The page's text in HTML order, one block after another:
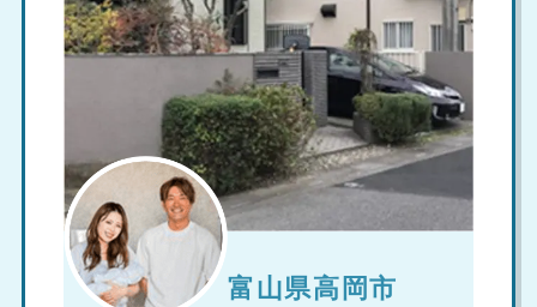
富山県高岡市